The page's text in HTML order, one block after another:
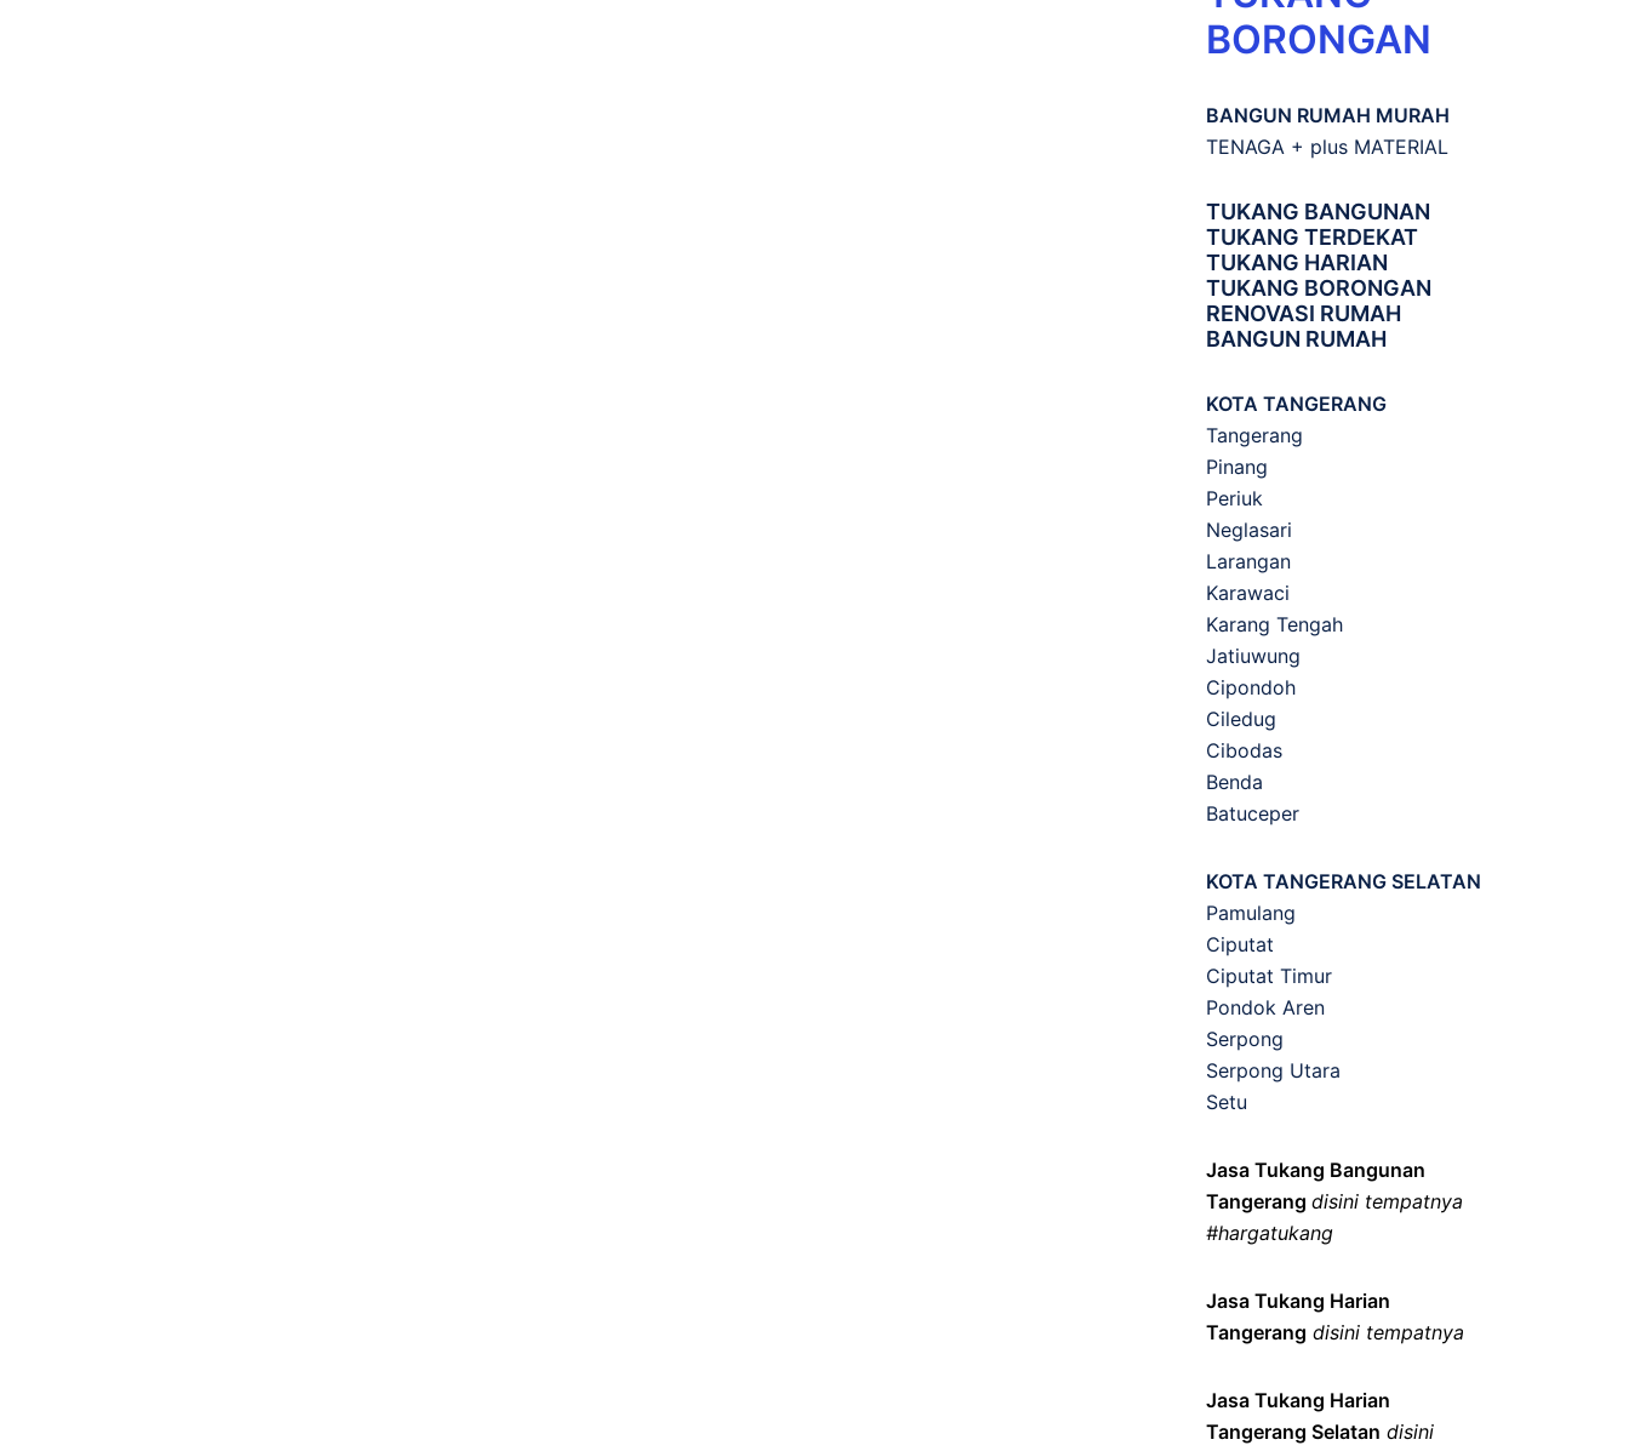
BORONGAN
BANGUN RUMAH MURAH
TENAGA + plus MATERIAL
TUKANG BANGUNAN
TUKANG TERDEKAT
TUKANG HARIAN
TUKANG BORONGAN
RENOVASI RUMAH
BANGUN RUMAH
KOTA TANGERANG
Tangerang
Pinang
Periuk
Neglasari
Larangan
Karawaci
Karang Tengah
Jatiuwung
Cipondoh
Ciledug
Cibodas
Benda
Batuceper
KOTA TANGERANG SELATAN
Pamulang
Ciputat
Ciputat Timur
Pondok Aren
Serpong
Serpong Utara
Setu
Jasa Tukang Bangunan
Tangerang disini tempatnya
#hargatukang
Jasa Tukang Harian
Tangerang disini tempatnya
Jasa Tukang Harian
Tangerang Selatan disini